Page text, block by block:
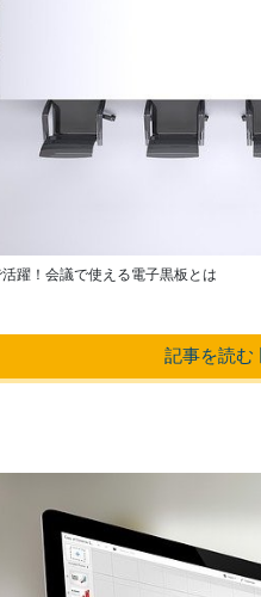
躍！会議で使える電子黒板とは
記事を読